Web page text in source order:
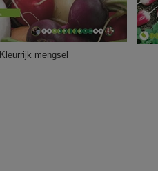
Kleurrijk mengsel